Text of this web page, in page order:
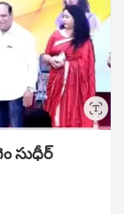
సుధీర్